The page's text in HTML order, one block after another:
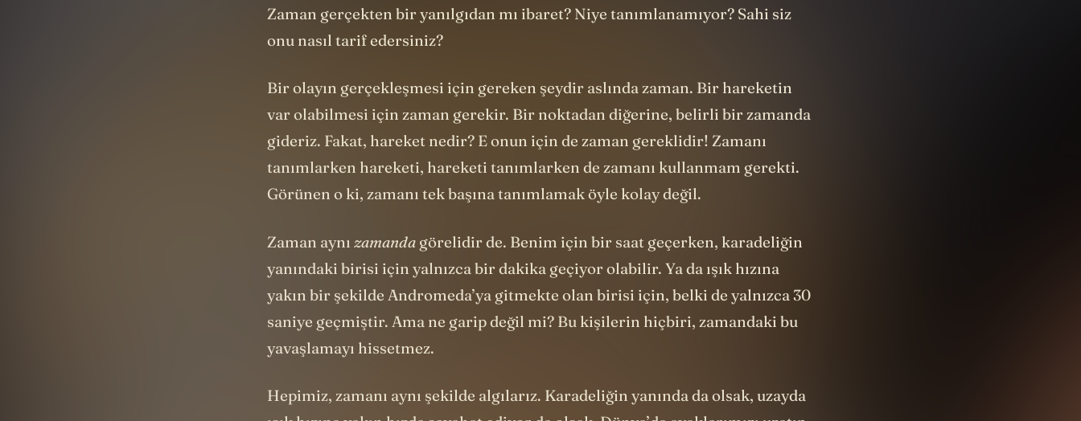
Zaman gerçekten bir yanılgıdan mı ibaret? Niye tanımlanamıyor? Sahi siz
Bir olayın gerçekleşmesi için gereken şeydir aslında zaman. Bir hareketin
var olabilmesi için zaman gerekir. Bir noktadan diğerine, belirli bir zamanda
gideriz. Fakat, hareket nedir? E onun için de zaman gereklidir! Zamanı
tanımlarken hareketi, hareketi tanımlarken de zamanı kullanmam gerekti.
Görünen o ki, zamanı tek başına tanımlamak öyle kolay değil.
Zaman aynı
görelidir de. Benim için bir saat geçerken, karadeliğin
yanındaki birisi için yalnızca bir dakika geçiyor olabilir. Ya da ışık hızına
yakın bir şekilde Andromeda’ya gitmekte olan birisi için, belki de yalnızca 30
saniye geçmiştir. Ama ne garip değil mi? Bu kişilerin hiçbiri, zamandaki bu
yavaşlamayı hissetmez.
Hepimiz, zamanı aynı şekilde algılarız. Karadeliğin yanında da olsak, uzayda